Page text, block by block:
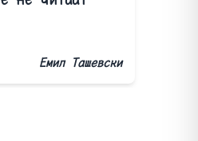
Емил Ташевски